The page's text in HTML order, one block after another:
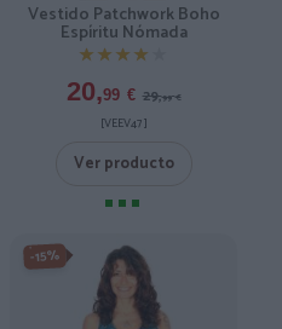
Vestido Patchwork Boho
Espíritu Nómada
★★★★★
★★★★★
20,99 € 29,99 €
[VEEV47 ]
Ver producto
-15%